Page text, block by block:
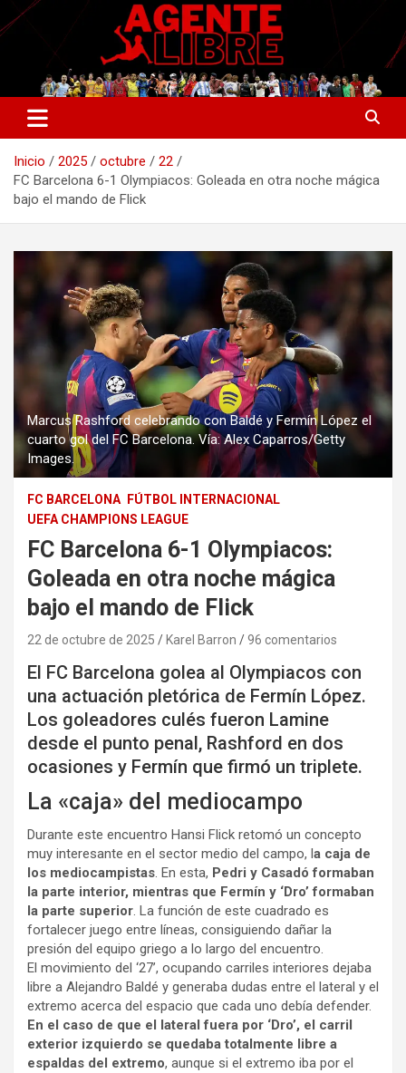
Saltar
al
Agente Libre Digital
La nueva generación del periodismo deportivo.
Inicio 2025 octubre
22
FC Barcelona 6-1 Olympiacos: Goleada en otra noche mágica
bajo el mando de Flick
Marcus Rashford celebrando con Baldé y Fermín López el
cuarto gol del FC Barcelona. Vía: Alex Caparros/Getty
Images.
FC BARCELONA
FÚTBOL INTERNACIONAL
UEFA CHAMPIONS LEAGUE
FC Barcelona 6-1 Olympiacos:
Goleada en otra noche mágica
bajo el mando de Flick
22 de octubre de 2025 Karel Barron 96 comentarios
El FC Barcelona golea al Olympiacos con
una actuación pletórica de Fermín López.
Los goleadores culés fueron Lamine
desde el punto penal, Rashford en dos
ocasiones y Fermín que firmó un triplete.
La «caja» del mediocampo
Durante este encuentro Hansi Flick retomó un concepto
muy interesante en el sector medio del campo, l a caja de
los mediocampistas. En esta, Pedri y Casadó formaban
la parte interior, mientras que Fermín y ‘Dro’ formaban
la parte superior. La función de este cuadrado es
fortalecer juego entre líneas, consiguiendo dañar la
presión del equipo griego a lo largo del encuentro.
El movimiento del ‘27’, ocupando carriles interiores dejaba
libre a Alejandro Baldé y generaba dudas entre el lateral y el
extremo acerca del espacio que cada uno debía defender.
En el caso de que el lateral fuera por ‘Dro’, el carril
exterior izquierdo se quedaba totalmente libre a
espaldas del extremo, aunque si el extremo iba por el